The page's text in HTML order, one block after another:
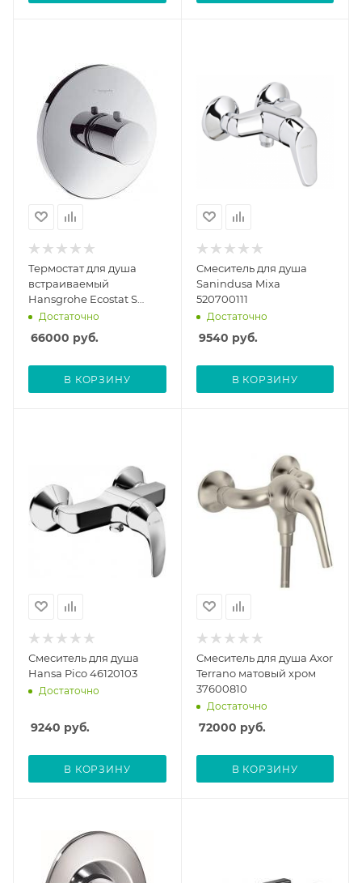
Термостат для душа
встраиваемый
Hansgrohe Ecostat S
15711000, без скрытой
части, с монтажной
частью
Достаточно
66000 руб.
В КОРЗИНУ
Смеситель для душа
Sanindusa Mixa
520700111
Достаточно
9540 руб.
В КОРЗИНУ
Смеситель для душа
Hansa Pico 46120103
Достаточно
9240 руб.
В КОРЗИНУ
Смеситель для душа Axor
Terrano матовый хром
37600810
Достаточно
72000 руб.
В КОРЗИНУ